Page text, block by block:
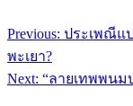
Previous: ประเพณีแป
พะเยา?
Next: “ลายเทพพน